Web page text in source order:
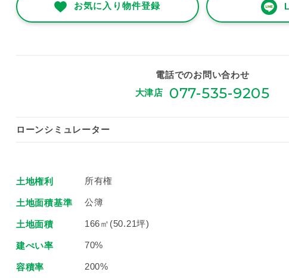
お気に入り物件登録
電話でのお問い合わせ
大津店
077-535-9205
ローンシミュレーター
土地権利 所有権
土地面積基準 公簿
土地面積 166㎡(50.21坪)
建ぺい率 70%
容積率 200%